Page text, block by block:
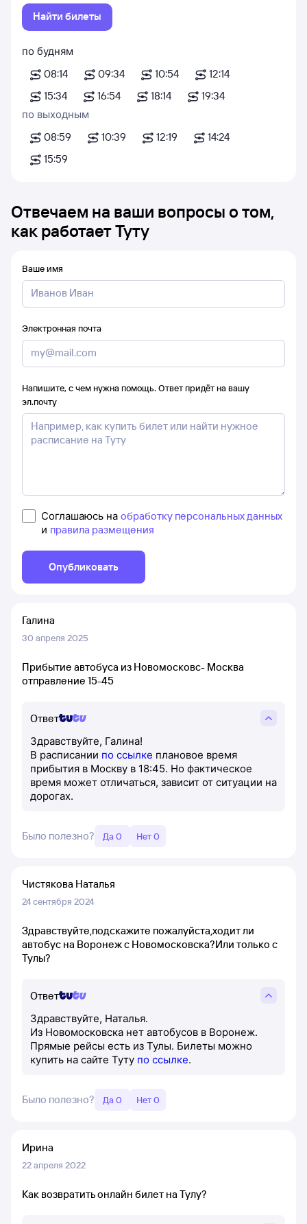
Найти билеты
по будням
08:14
09:34 10:54
12:14
15:34
16:54 18:14
19:34
по выходным
08:59
10:39 12:19
14:24
15:59
Отвечаем на ваши вопросы о том,
как работает Туту
Ваше имя
Электронная почта
Напишите, с чем нужна помощь. Ответ придёт на вашу
эл.почту
Соглашаюсь на обработку персональных данных
и правила размещения
Опубликовать
Галина
30 апреля 2025
Прибытие автобуса из Новомосковс- Москва
отправление 15-45
Ответ
Здравствуйте, Галина!
В расписании по ссылке плановое время
прибытия в Москву в 18:45. Но фактическое
время может отличаться, зависит от ситуации на
дорогах.
Было полезно? Да 0 Нет 0
Чистякова Наталья
24 сентября 2024
Здравствуйте,подскажите пожалуйста,ходит ли
автобус на Воронеж с Новомосковска?Или только с
Тулы?
Ответ
Здравствуйте, Наталья.
Из Новомосковска нет автобусов в Воронеж.
Прямые рейсы есть из Тулы. Билеты можно
купить на сайте Туту по ссылке.
Было полезно? Да 0 Нет 0
Ирина
22 апреля 2022
Как возвратить онлайн билет на Тулу?